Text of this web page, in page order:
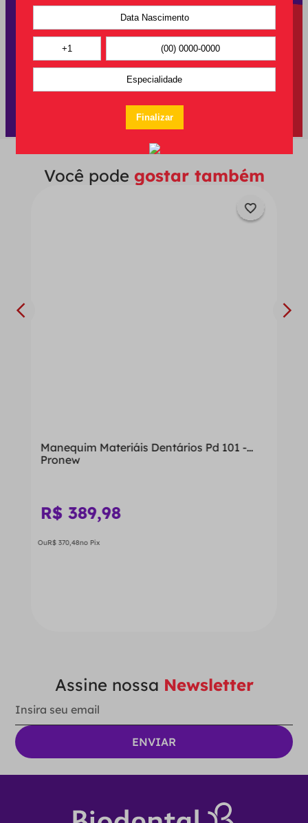
Você pode gostar também
Manequim Materiáis Dentários Pd 101 -
Pronew
R$ 389,98
OuR$ 370,48no Pix
Assine nossa Newsletter